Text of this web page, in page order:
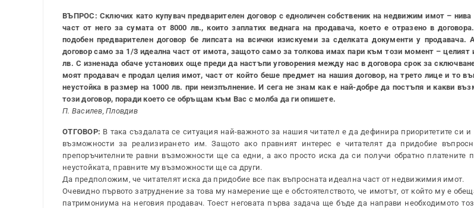
ВЪПРОС: Сключих като купувач предварителен договор с едноличен собственик на недвижим имот – нива
част от него за сумата от 8000 лв., които заплатих веднага на продавача, което е отразено в
подобен предварителен договор бе липсата на всички изискуеми за сделката документи у продавача.
договор само за 1/3 идеална част от имота, защото само за толкова имах пари към този момент – целият
лв. С изненада обаче установих още преди да настъпи уговорения между нас в договора срок за
моят продавач е продал целия имот, част от който беше предмет на нашия договор, на трето лице и то
неустойка в размер на 1000 лв. при неизпълнение. И сега не знам как е най-добре да постъпя и какви
този договор, поради което се обръщам към Вас с молба да ги опишете.
П. Василев, Пловдив
ОТГОВОР: В така създалата се ситуация най-важното за нашия читател е да дефинира приоритетите си
възможности за реализирането им. Защото ако правният интерес е читателят да придобие
препоръчителните равни възможности ще са едни, а ако просто иска да си получи обратно платените
неустойката, правните му възможности ще са други.
Да предположим, че читателят иска да придобие все пак въпросната идеална част от недвижимия имот.
Очевидно първото затруднение за това му намерение ще е обстоятелството, че имотът, от който му е
патримониума на неговия продавач. Тоест неговата първа задача ще бъде да направи необходимото